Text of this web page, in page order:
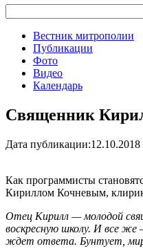
Вестник митрополии
Публикации
Фото
Видео
Календарь
Священник
Дата публикации:12.10.2018
Как программисты
Кириллом Кочневым,
Отец Кирилл — молодой
воскресную школу. И все
ждет ответа. Бунтует,